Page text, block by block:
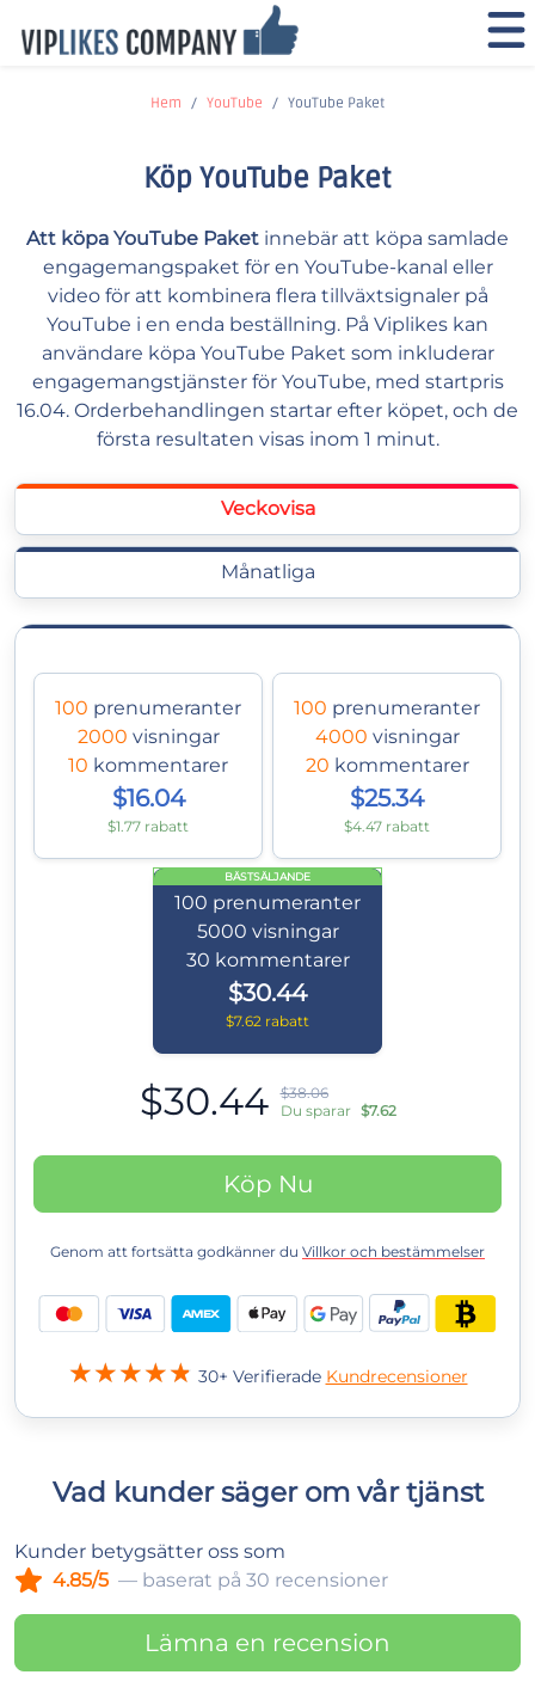
Hem YouTube YouTube Paket
Köp YouTube Paket
Att köpa YouTube Paket innebär att köpa samlade
engagemangspaket för en YouTube-kanal eller
video för att kombinera flera tillväxtsignaler på
YouTube i en enda beställning. På Viplikes kan
användare köpa YouTube Paket som inkluderar
engagemangstjänster för YouTube, med startpris
16.04. Orderbehandlingen startar efter köpet, och de
första resultaten visas inom 1 minut.
Veckovisa
Månatliga
100 prenumeranter
2000 visningar
10 kommentarer
$16.04
$1.77 rabatt
100 prenumeranter
4000 visningar
20 kommentarer
$25.34
$4.47 rabatt
BÄSTSÄLJANDE
100 prenumeranter
5000 visningar
30 kommentarer
$30.44
$7.62 rabatt
$30.44
$38.06
Du sparar $7.62
Köp Nu
Genom att fortsätta godkänner du Villkor och bestämmelser
30+ Verifierade Kundrecensioner
Vad kunder säger om vår tjänst
Kunder betygsätter oss som
4.85/5 — baserat på 30 recensioner
Lämna en recension